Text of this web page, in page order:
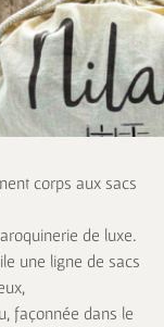
corps aux sacs
de luxe.
une ligne de sacs
façonnée dans le